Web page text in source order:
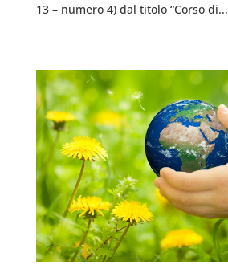
13 – numero 4) dal titolo “Corso di...